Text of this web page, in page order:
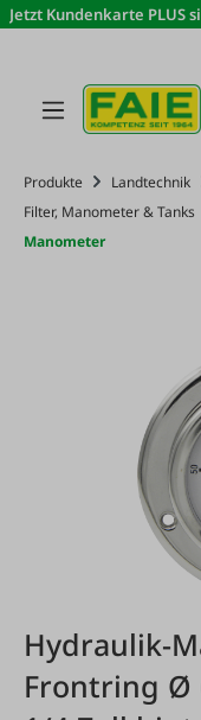
Zum Hauptinhalt
Jetzt Kundenkarte
Produkte Landtechnik
Filter, Manometer & Tanks
Manometer
Hydraulik-
Frontring Ø